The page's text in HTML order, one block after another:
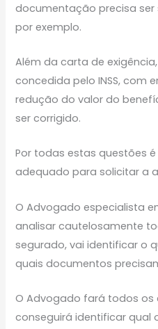
documentação precisa
por exemplo.
Além da carta de
concedida pelo INSS, com
redução do valor do
ser corrigido.
Por todas estas questões
adequado para solicitar a
O Advogado especialista
analisar cautelosamente
segurado, vai identificar o
quais documentos
O Advogado fará todos
conseguirá identificar qual